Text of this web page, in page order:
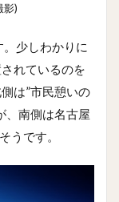
影)
少しわかりに
れているのを
は”市民憩いの
、南側は名古屋
うです。